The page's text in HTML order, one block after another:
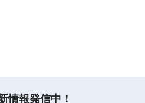
情報発信中！